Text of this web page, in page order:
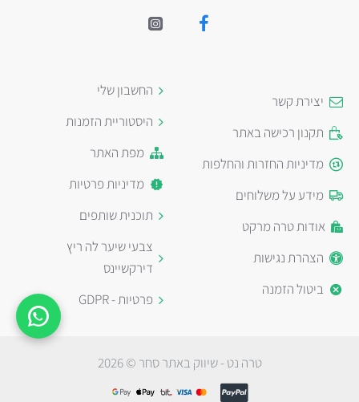
יצירת קשר
תקנון רכישה באתר
מדיניות החזרות והחלפות
מידע על משלוחים
אודות טרה מרקט
הצהרת נגישות
ביטול הזמנה
החשבון שלי
היסטוריית הזמנות
מפת האתר
מדיניות פרטיות
תוכנית שותפים
צבעי שיער לה ריץ
דירקשיינס
פרטיות - GDPR
טרה נט - שיווק באתר סחר © 2026